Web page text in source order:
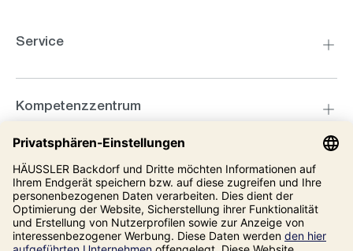
Service
Kompetenzzentrum
Informationen
Unsere Adresse